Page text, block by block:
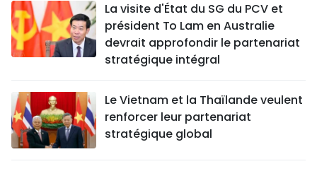
La visite d'État du SG du PCV et
président To Lam en Australie
devrait approfondir le partenariat
stratégique intégral
Le Vietnam et la Thaïlande veulent
renforcer leur partenariat
stratégique global